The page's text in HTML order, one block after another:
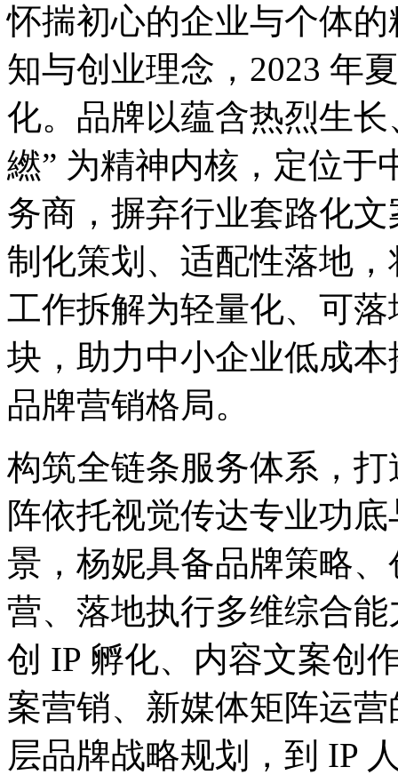
怀揣初心的企业与个体
知与创业理念，2023 年
化。品牌以蕴含热烈生
繎” 为精神内核，定位于
务商，摒弃行业套路化
制化策划、适配性落地
工作拆解为轻量化、可
块，助力中小企业低成
品牌营销格局。
构筑全链条服务体系，
阵依托视觉传达专业功
景，杨妮具备品牌策略
营、落地执行多维综合
创 IP 孵化、内容文案创
案营销、新媒体矩阵运
层品牌战略规划，到 IP